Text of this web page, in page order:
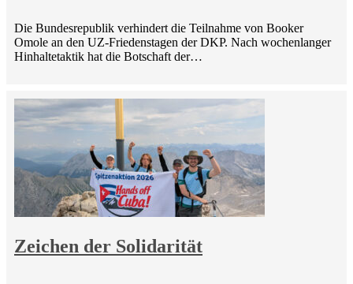
Die Bundesrepublik verhindert die Teilnahme von Booker
Omole an den UZ-Friedenstagen der DKP. Nach wochenlanger
Hinhaltetaktik hat die Botschaft der…
Zeichen der Solidarität